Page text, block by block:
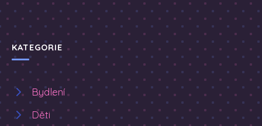
KATEGORIE
Bydlení
Děti